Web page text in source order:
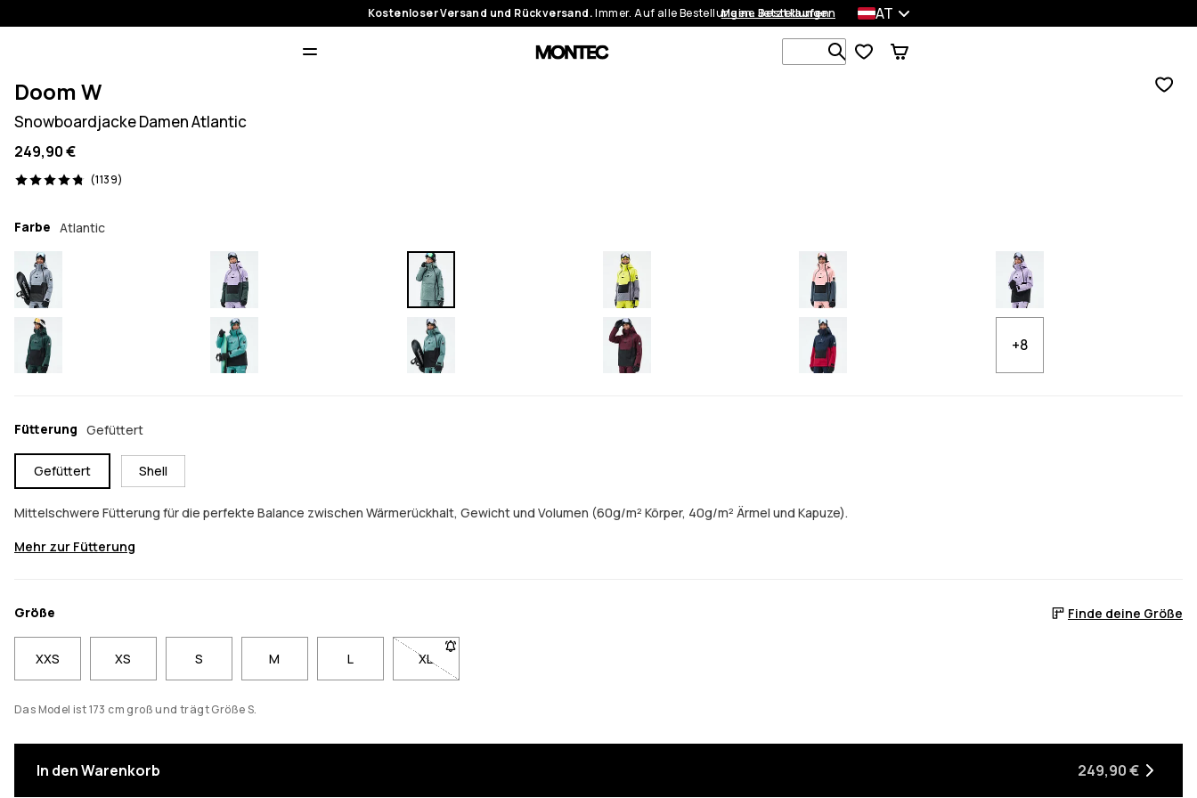
Kostenloser Versand und Rückversand.Immer. Auf alle Bestellungen. Jetzt kaufen
Meine Bestellungen AT
Durchsuche 1 000+ Produkte
Doom W
Snowboardjacke Damen Atlantic
249,90 €
(1139)
1139 Reviews, 4.8/5
Farbe Atlantic
+8
Fütterung Gefüttert
Gefüttert Shell
Mittelschwere Fütterung für die perfekte Balance zwischen Wärmerückhalt, Gewicht und Volumen (60g/m² Körper, 40g/m² Ärmel und Kapuze).
Mehr zur Fütterung
Größe Finde deine Größe
XXS XS S M L XL- Größe XL nicht verfügbar. Klicke, um benachrichtigt zu werden, wenn sie wieder auf Lager ist
Das Model ist 173 cm groß und trägt Größe S.
In den Warenkorb 249,90 €